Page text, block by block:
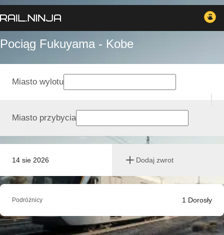
Pociąg Fukuyama - Kobe
14 sie 2026 Dodaj zwrot
Miasto wylotu
Miasto przybycia
Podróżnicy 1 Dorosły